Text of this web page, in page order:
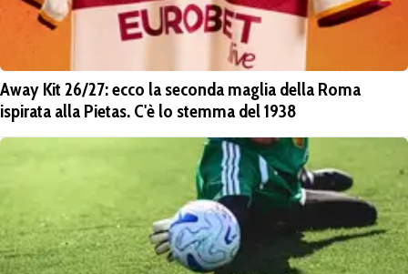
Away Kit 26/27: ecco la seconda maglia della Roma
ispirata alla Pietas. C'è lo stemma del 1938